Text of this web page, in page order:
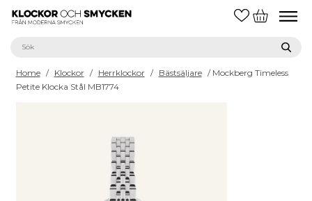
Home / Klockor / Herrklockor / Bästsäljare / Mockberg Timeless
Petite Klocka Stål MB1774